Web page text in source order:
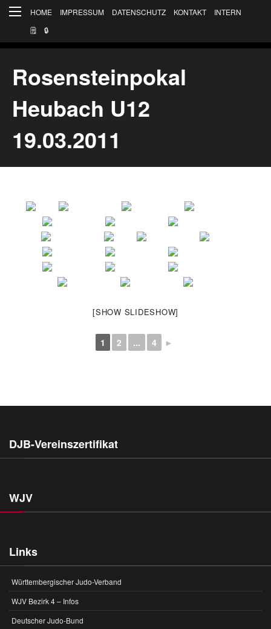
HOME IMPRESSUM DATENSCHUTZ KONTAKT
INTERN
🗒
🔒︎
Rosensteinpokal
Heubach U12
19.03.2011
[SHOW SLIDESHOW]
1 2 ... 4 ►
DJB-Vereinszertifikat
WJV
Links
Württembergischer Judo-Verband
WJV Bezirk 4 – Infos
Deutscher Judo-Bund